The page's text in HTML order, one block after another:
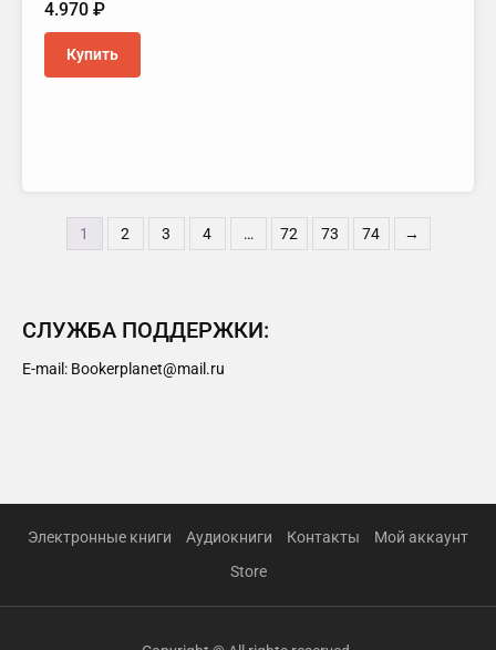
0
5
4.970 ₽
Купить
1 2 3 4 … 72 73 74 →
СЛУЖБА ПОДДЕРЖКИ:
E-mail: Bookerplanet@mail.ru
Электронные книги Аудиокниги Контакты
Мой аккаунт
Store